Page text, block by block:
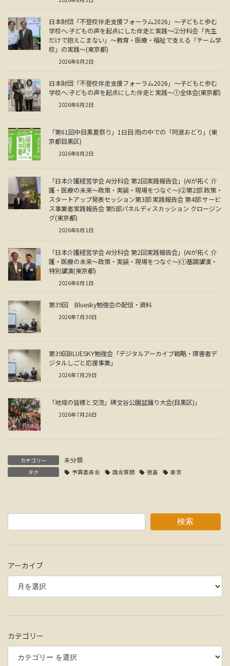
日本財団「不登校伴走支援フォーラム2026」～子どもと歩む
学校へ:子どもの声を起点にした伴走と実践～②分科会「先生
だけで抱えこまない」～教育・医療・福祉で支える「チーム学
校」の実践～(東京都)
2026年8月2日
日本財団「不登校伴走支援フォーラム2026」～子どもと歩む
学校へ:子どもの声を起点にした伴走と実践～①全体会(東京都)
2026年8月2日
「第61回中目黒夏祭り」1日目:雨の中での「阿波おどり」(東
京都目黒区)
2026年8月2日
「日本介護経営学会 AI分科会 第2回実践報告会」(AIが拓く 介
護・医療の未来～政策・実装・現場をつなぐ～)②第2部:政策・
スタートアップ発表セッション第3部:実践報告会 第4部:サービ
ス事業者実践報告会 第5部パネルディスカッション クロージン
グ(東京都)
2026年8月1日
「日本介護経営学会 AI分科会 第2回実践報告会」(AIが拓く 介
護・医療の未来～政策・実装・現場をつなぐ～)①基調講演・
特別講演(東京都)
2026年8月1日
第39回 Bluesky勉強会の配信・資料
2026年7月30日
第39回BLUESKY勉強会「デジタルアーカイブ戦略・障害者デ
ジタルしごと応援事業」
2026年7月29日
「地域の皆様と交流」碑文谷公園盆踊り大会(目黒区)」
2026年7月26日
カテゴリー 未分類
タグ 予算委員会 国会質問 徳島 東京
検索
アーカイブ
カテゴリー